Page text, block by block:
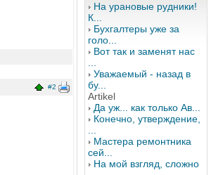
#2
На урановые рудники!
К...
Бухгалтеры уже за
голо...
Вот так и заменят нас
Уважаемый - назад в
бу...
Artikel
Да уж... как только Ав...
Конечно, утверждение,
Мастера ремонтника
сей...
На мой взгляд, сложно